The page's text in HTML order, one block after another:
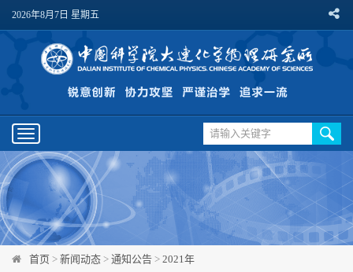
2026年8月7日 星期五
Toggle
navigation
首页 > 新闻动态 > 通知公告 > 2021年